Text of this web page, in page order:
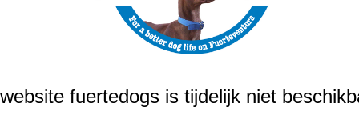
fuertedogs is tijdelijk niet